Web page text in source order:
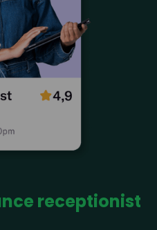
receptionist